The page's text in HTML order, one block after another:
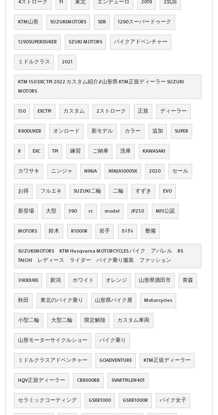
KTM山形 SUZUKIMOTORS SDR 1290スーパードゥーク
1290SUPERDUKER SZUKI MOTORS バイクアドベンチャー
ミドルクラス 2021
KTM 150 EXC TPI 2022 カスタム紹介♪山形県 KTM正規ディーラー SUZUKI
MOTORS
150 EXCTPI カスタム 2ストローク 正規 ディーラー
890DUKER オンロード 新モデル カラー 追加 SUPER
R EXC TPI 練習 ご納車 洗車 KAWASAKI
カワサキ ニンジャ NINJA NINJA1000SX 2020 セール
お得 フルエキ SUZUKI二輪 二輪 すずき EVO
新登場 大型 390 rc model JP250 MFJ公認
MOTORS 鈴木 R1000R 岩手 ｶｽﾀﾑ 整備
SUZUKIMOTORS KTM Husqvarna MOTORCYCLES バイク アパレル RS
TAICHI レディース ライダー バイク乗り服装 ファッション
390DUKE 新潟 ホワイト オレンジ 山形県酒田市 青森
秋田 東北のバイク乗り 山形県バイク屋 Motorcycles
小型二輪 大型二輪 限定解除 カスタム車両
山形モーターサイクルショー バイク乗り
ミドルクラスアドベンチャー GOADVENTURE KTM正規ディーラー
HQV正規ディーラー CBR600RR SVARTPILEN401
セラミックコーティング GSXR1000 GSXR1000R バイク女子